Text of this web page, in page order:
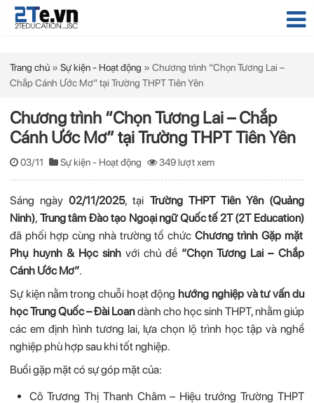
Trang chủ » Sự kiện - Hoạt động » Chương trình “Chọn Tương Lai –
Chắp Cánh Ước Mơ” tại Trường THPT Tiên Yên
Chương trình “Chọn Tương Lai – Chắp
Cánh Ước Mơ” tại Trường THPT Tiên Yên
03/11 Sự kiện - Hoạt động 349 lượt xem
Sáng ngày02/11/2025, tại Trường THPT Tiên Yên (Quảng
Ninh), Trung tâm Đào tạo Ngoại ngữ Quốc tế 2T (2T Education)
đã phối hợp cùng nhà trường tổ chứcChương trình Gặp mặt
Phụ huynh & Học sinhvới chủ đề “Chọn Tương Lai – Chắp
Cánh Ước Mơ”.
Sự kiện nằm trong chuỗi hoạt động hướng nghiệp và tư vấn du
học Trung Quốc – Đài Loandành cho học sinh THPT, nhằm giúp
các em định hình tương lai, lựa chọn lộ trình học tập và nghề
nghiệp phù hợp sau khi tốt nghiệp.
Buổi gặp mặt có sự góp mặt của:
Cô Trương Thị Thanh Châm – Hiệu trưởng Trường THPT